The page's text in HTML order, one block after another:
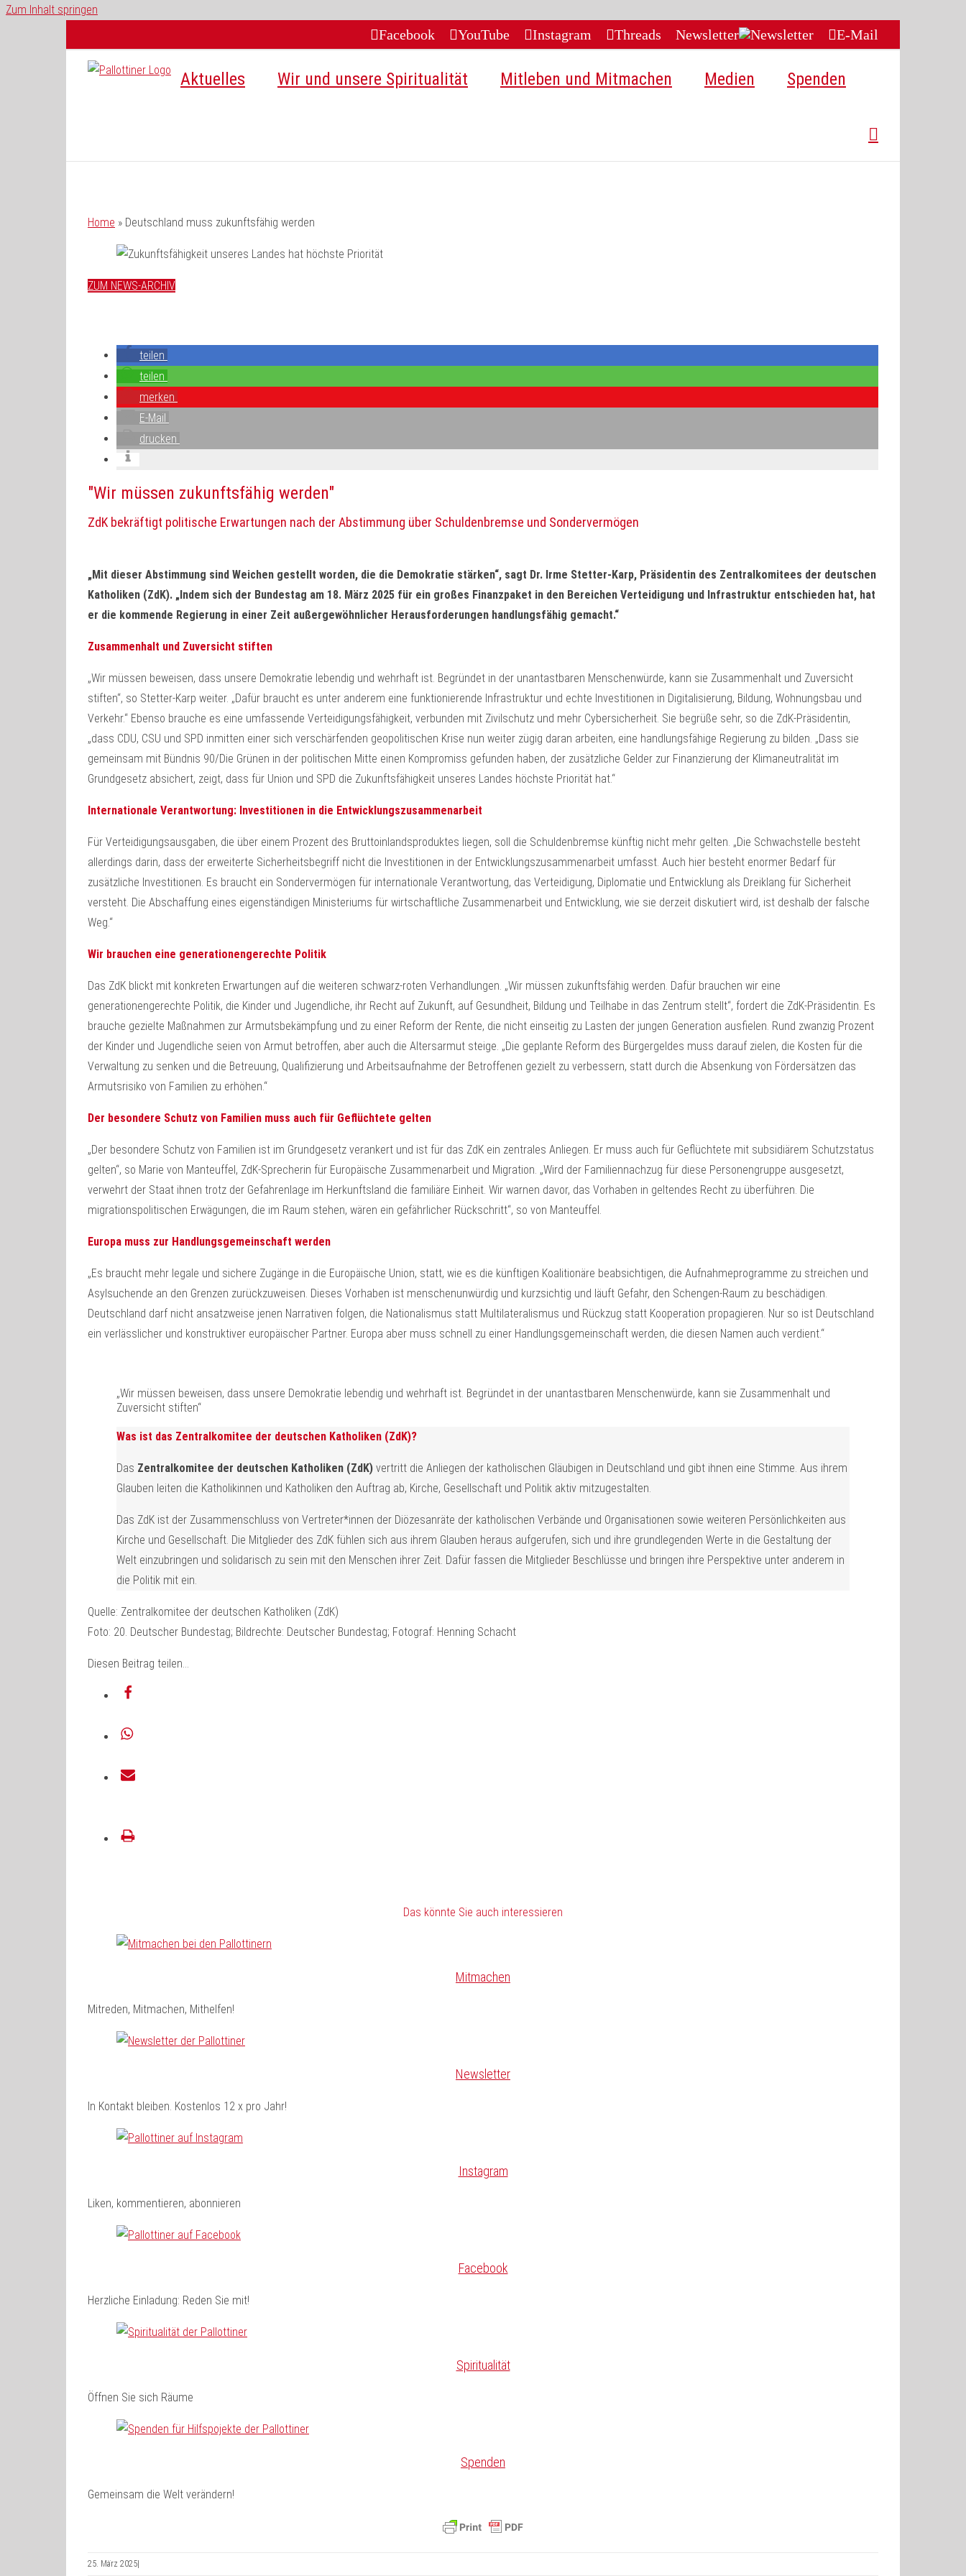
Zum Inhalt springen
Facebook YouTube Instagram Threads Newsletter E-Mail
Aktuelles Wir und unsere Spiritualität Mitleben und Mitmachen Medien Spenden
Home » Deutschland muss zukunftsfähig werden
ZUM NEWS-ARCHIV
teilen
teilen
merken
E-Mail
drucken
"Wir müssen zukunftsfähig werden"
ZdK bekräftigt politische Erwartungen nach der Abstimmung über Schuldenbremse und Sondervermögen
„Mit dieser Abstimmung sind Weichen gestellt worden, die die Demokratie stärken“, sagt Dr. Irme Stetter-Karp, Präsidentin des Zentralkomitees der deutschen
Katholiken (ZdK). „Indem sich der Bundestag am 18. März 2025 für ein großes Finanzpaket in den Bereichen Verteidigung und Infrastruktur entschieden hat, hat
er die kommende Regierung in einer Zeit außergewöhnlicher Herausforderungen handlungsfähig gemacht.“
Zusammenhalt und Zuversicht stiften
„Wir müssen beweisen, dass unsere Demokratie lebendig und wehrhaft ist. Begründet in der unantastbaren Menschenwürde, kann sie Zusammenhalt und Zuversicht
stiften“, so Stetter-Karp weiter. „Dafür braucht es unter anderem eine funktionierende Infrastruktur und echte Investitionen in Digitalisierung, Bildung, Wohnungsbau und
Verkehr.“ Ebenso brauche es eine umfassende Verteidigungsfähigkeit, verbunden mit Zivilschutz und mehr Cybersicherheit. Sie begrüße sehr, so die ZdK-Präsidentin,
„dass CDU, CSU und SPD inmitten einer sich verschärfenden geopolitischen Krise nun weiter zügig daran arbeiten, eine handlungsfähige Regierung zu bilden. „Dass sie
gemeinsam mit Bündnis 90/Die Grünen in der politischen Mitte einen Kompromiss gefunden haben, der zusätzliche Gelder zur Finanzierung der Klimaneutralität im
Grundgesetz absichert, zeigt, dass für Union und SPD die Zukunftsfähigkeit unseres Landes höchste Priorität hat.“
Internationale Verantwortung: Investitionen in die Entwicklungszusammenarbeit
Für Verteidigungsausgaben, die über einem Prozent des Bruttoinlandsproduktes liegen, soll die Schuldenbremse künftig nicht mehr gelten. „Die Schwachstelle besteht
allerdings darin, dass der erweiterte Sicherheitsbegriff nicht die Investitionen in der Entwicklungszusammenarbeit umfasst. Auch hier besteht enormer Bedarf für
zusätzliche Investitionen. Es braucht ein Sondervermögen für internationale Verantwortung, das Verteidigung, Diplomatie und Entwicklung als Dreiklang für Sicherheit
versteht. Die Abschaffung eines eigenständigen Ministeriums für wirtschaftliche Zusammenarbeit und Entwicklung, wie sie derzeit diskutiert wird, ist deshalb der falsche
Weg.“
Wir brauchen eine generationengerechte Politik
Das ZdK blickt mit konkreten Erwartungen auf die weiteren schwarz-roten Verhandlungen. „Wir müssen zukunftsfähig werden. Dafür brauchen wir eine
generationengerechte Politik, die Kinder und Jugendliche, ihr Recht auf Zukunft, auf Gesundheit, Bildung und Teilhabe in das Zentrum stellt“, fordert die ZdK-Präsidentin. Es
brauche gezielte Maßnahmen zur Armutsbekämpfung und zu einer Reform der Rente, die nicht einseitig zu Lasten der jungen Generation ausfielen. Rund zwanzig Prozent
der Kinder und Jugendliche seien von Armut betroffen, aber auch die Altersarmut steige. „Die geplante Reform des Bürgergeldes muss darauf zielen, die Kosten für die
Verwaltung zu senken und die Betreuung, Qualifizierung und Arbeitsaufnahme der Betroffenen gezielt zu verbessern, statt durch die Absenkung von Fördersätzen das
Armutsrisiko von Familien zu erhöhen.“
Der besondere Schutz von Familien muss auch für Geflüchtete gelten
„Der besondere Schutz von Familien ist im Grundgesetz verankert und ist für das ZdK ein zentrales Anliegen. Er muss auch für Geflüchtete mit subsidiärem Schutzstatus
gelten“, so Marie von Manteuffel, ZdK-Sprecherin für Europäische Zusammenarbeit und Migration. „Wird der Familiennachzug für diese Personengruppe ausgesetzt,
verwehrt der Staat ihnen trotz der Gefahrenlage im Herkunftsland die familiäre Einheit. Wir warnen davor, das Vorhaben in geltendes Recht zu überführen. Die
migrationspolitischen Erwägungen, die im Raum stehen, wären ein gefährlicher Rückschritt“, so von Manteuffel.
Europa muss zur Handlungsgemeinschaft werden
„Es braucht mehr legale und sichere Zugänge in die Europäische Union, statt, wie es die künftigen Koalitionäre beabsichtigen, die Aufnahmeprogramme zu streichen und
Asylsuchende an den Grenzen zurückzuweisen. Dieses Vorhaben ist menschenunwürdig und kurzsichtig und läuft Gefahr, den Schengen-Raum zu beschädigen.
Deutschland darf nicht ansatzweise jenen Narrativen folgen, die Nationalismus statt Multilateralismus und Rückzug statt Kooperation propagieren. Nur so ist Deutschland
ein verlässlicher und konstruktiver europäischer Partner. Europa aber muss schnell zu einer Handlungsgemeinschaft werden, die diesen Namen auch verdient.“
„Wir müssen beweisen, dass unsere Demokratie lebendig und wehrhaft ist. Begründet in der unantastbaren Menschenwürde, kann sie Zusammenhalt und
Zuversicht stiften“
Was ist das Zentralkomitee der deutschen Katholiken (ZdK)?
Das Zentralkomitee der deutschen Katholiken (ZdK) vertritt die Anliegen der katholischen Gläubigen in Deutschland und gibt ihnen eine Stimme. Aus ihrem
Glauben leiten die Katholikinnen und Katholiken den Auftrag ab, Kirche, Gesellschaft und Politik aktiv mitzugestalten.
Das ZdK ist der Zusammenschluss von Vertreter*innen der Diözesanräte der katholischen Verbände und Organisationen sowie weiteren Persönlichkeiten aus
Kirche und Gesellschaft. Die Mitglieder des ZdK fühlen sich aus ihrem Glauben heraus aufgerufen, sich und ihre grundlegenden Werte in die Gestaltung der
Welt einzubringen und solidarisch zu sein mit den Menschen ihrer Zeit. Dafür fassen die Mitglieder Beschlüsse und bringen ihre Perspektive unter anderem in
die Politik mit ein.
Quelle: Zentralkomitee der deutschen Katholiken (ZdK)
Foto: 20. Deutscher Bundestag; Bildrechte: Deutscher Bundestag; Fotograf: Henning Schacht
Diesen Beitrag teilen…
Das könnte Sie auch interessieren
Mitmachen
Mitreden, Mitmachen, Mithelfen!
Newsletter
In Kontakt bleiben. Kostenlos 12 x pro Jahr!
Instagram
Liken, kommentieren, abonnieren
Facebook
Herzliche Einladung: Reden Sie mit!
Spiritualität
Öffnen Sie sich Räume
Spenden
Gemeinsam die Welt verändern!
25. März 2025